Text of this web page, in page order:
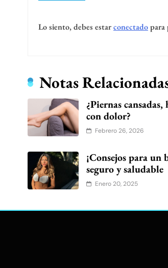
Lo siento, debes estarconectadopara
Notas
¿Piernas
con dolor?
Febrero 26, 2026
¡Consejos para un
seguro y saludable
Enero 20, 2025